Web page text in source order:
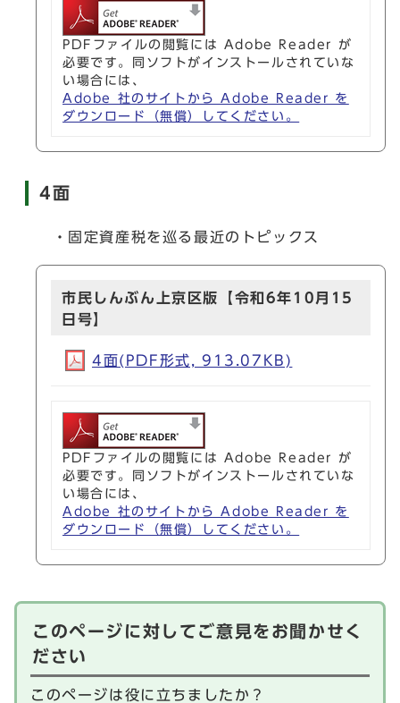
PDFファイルの閲覧には Adobe Reader が
必要です。同ソフトがインストールされていな
い場合には、
Adobe 社のサイトから Adobe Reader を
ダウンロード（無償）してください。
4面
・固定資産税を巡る最近のトピックス
市民しんぶん上京区版【令和6年10月15
日号】
4面(PDF形式, 913.07KB)
PDFファイルの閲覧には Adobe Reader が
必要です。同ソフトがインストールされていな
い場合には、
Adobe 社のサイトから Adobe Reader を
ダウンロード（無償）してください。
このページに対してご意見をお聞かせく
ださい
このページは役に立ちましたか？